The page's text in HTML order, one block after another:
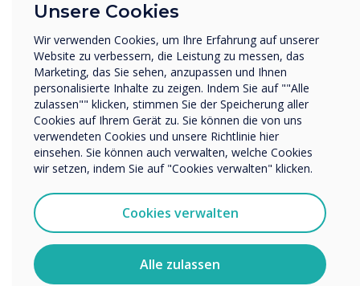
Sie sind begeistert. Wir haben
Clevertouch in 5 der renovierten
Besprechungsräume sowie in drei
neuen Räumen installiert, und das
Erscheinungsbild dieser Räume hat
sich dadurch erheblich verändert.
Russell Prior, General Manager von
Hanbury Manor, kommentiert: "Wir
freuen uns, die Gäste zu begrüßen, um
unsere verbesserte und inspirierende
Veranstaltungsumgebung zu erleben,
die die Schönheit und das Erbe des
Hotels bewahrt und gleichzeitig die
Unsere Cookies
Wir verwenden Cookies, um Ihre Erfahrung auf unserer
Website zu verbessern, die Leistung zu messen, das
Marketing, das Sie sehen, anzupassen und Ihnen
personalisierte Inhalte zu zeigen. Indem Sie auf ""Alle
zulassen"" klicken, stimmen Sie der Speicherung aller
Cookies auf Ihrem Gerät zu. Sie können die von uns
verwendeten Cookies und unsere Richtlinie hier
einsehen. Sie können auch verwalten, welche Cookies
wir setzen, indem Sie auf "Cookies verwalten" klicken.
Cookies verwalten
Alle zulassen
Sonstiges
Name Unternehmen/Einrichtung
Wir möchten Sie gerne per E-Mail, Telefon oder Post
bezüglich unserer Produkte und Dienstleistungen
kontaktieren.
Ich bin damit einverstanden, Mitteilungen von
Sie können diese Benachrichtigungen jederzeit
abbestellen. Weitere Informationen zum Abbestellen, zu
unseren Datenschutzverfahren und dazu, wie wir Ihre
Privatsphäre schützen und respektieren, finden Sie in
unserer Datenschutzrichtlinie.